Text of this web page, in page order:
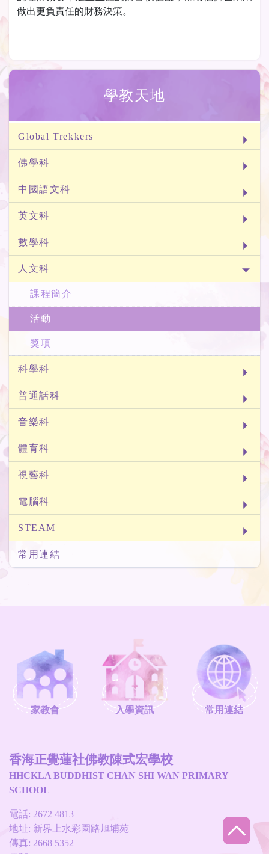
學教天地
Global Trekkers
佛學科
中國語文科
英文科
數學科
人文科
課程簡介
活動
獎項
科學科
普通話科
音樂科
體育科
視藝科
電腦科
STEAM
常用連結
做出更負責任的財務決策。
家教會 入學資訊 常用連結
香海正覺蓮社佛教陳式宏學校
HHCKLA BUDDHIST CHAN SHI WAN PRIMARY
SCHOOL
電話: 2672 4813
地址: 新界上水彩園路旭埔苑
傳真: 2668 5352